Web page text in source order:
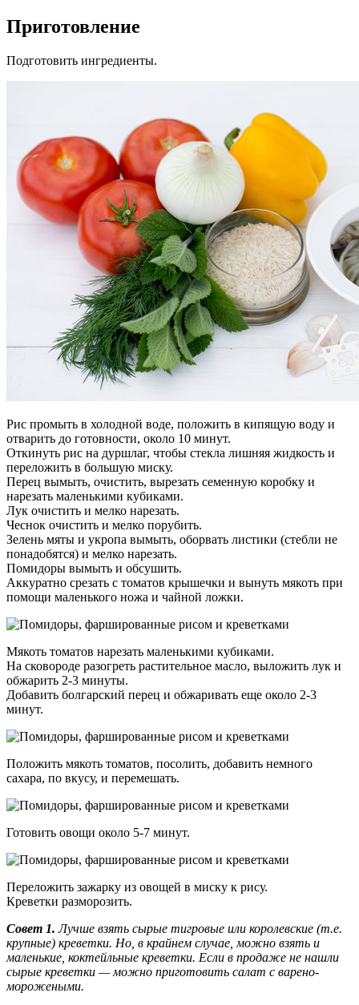
Приготовление
Подготовить ингредиенты.
Рис промыть в холодной воде, положить в кипящую воду и
отварить до готовности, около 10 минут.
Откинуть рис на дуршлаг, чтобы стекла лишняя жидкость и
переложить в большую миску.
Перец вымыть, очистить, вырезать семенную коробку и
нарезать маленькими кубиками.
Лук очистить и мелко нарезать.
Чеснок очистить и мелко порубить.
Зелень мяты и укропа вымыть, оборвать листики (стебли не
понадобятся) и мелко нарезать.
Помидоры вымыть и обсушить.
Аккуратно срезать с томатов крышечки и вынуть мякоть при
помощи маленького ножа и чайной ложки.
Мякоть томатов нарезать маленькими кубиками.
На сковороде разогреть растительное масло, выложить лук и
обжарить 2-3 минуты.
Добавить болгарский перец и обжаривать еще около 2-3
минут.
Положить мякоть томатов, посолить, добавить немного
сахара, по вкусу, и перемешать.
Готовить овощи около 5-7 минут.
Переложить зажарку из овощей в миску к рису.
Креветки разморозить.
Совет 1. Лучше взять сырые тигровые или королевские (т.е.
крупные) креветки. Но, в крайнем случае, можно взять и
маленькие, коктейльные креветки. Если в продаже не нашли
сырые креветки — можно приготовить салат с варено-
морожеными.